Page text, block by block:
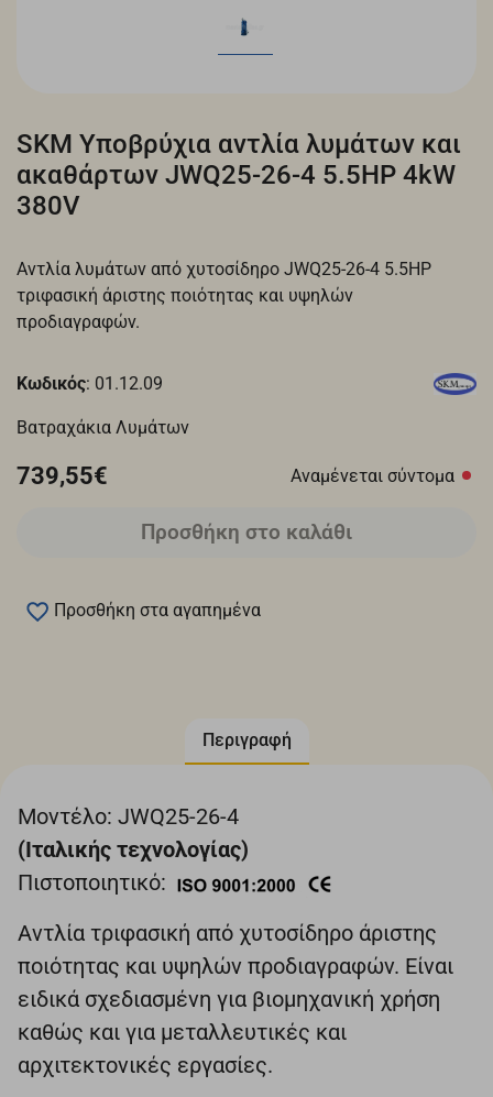
SKM Υποβρύχια αντλία λυμάτων και
ακαθάρτων JWQ25-26-4 5.5HP 4kW
380V
Αντλία λυμάτων από χυτοσίδηρο JWQ25-26-4 5.5HP
τριφασική άριστης ποιότητας και υψηλών
προδιαγραφών.
Κωδικός: 01.12.09
Βατραχάκια Λυμάτων
739,55€ Αναμένεται σύντομα
Προσθήκη στο καλάθι
Προσθήκη στα αγαπημένα
Περιγραφή
Μοντέλο: JWQ25-26-4
(Ιταλικής τεχνολογίας)
Πιστοποιητικό:
Αντλία τριφασική από χυτοσίδηρο άριστης
ποιότητας και υψηλών προδιαγραφών. Είναι
ειδικά σχεδιασμένη για βιομηχανική χρήση
καθώς και για μεταλλευτικές και
αρχιτεκτονικές εργασίες.